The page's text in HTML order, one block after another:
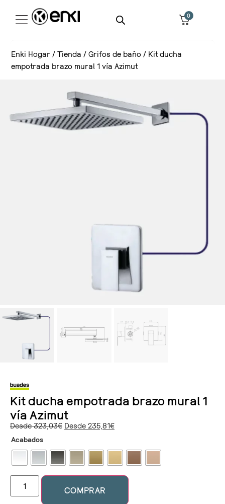
0
Enki Hogar / Tienda / Grifos de baño / Kit ducha
empotrada brazo mural 1 vía Azimut
Kit ducha empotrada brazo mural 1
vía Azimut
Desde323,03€ Desde 235,81€
Acabados
COMPRAR